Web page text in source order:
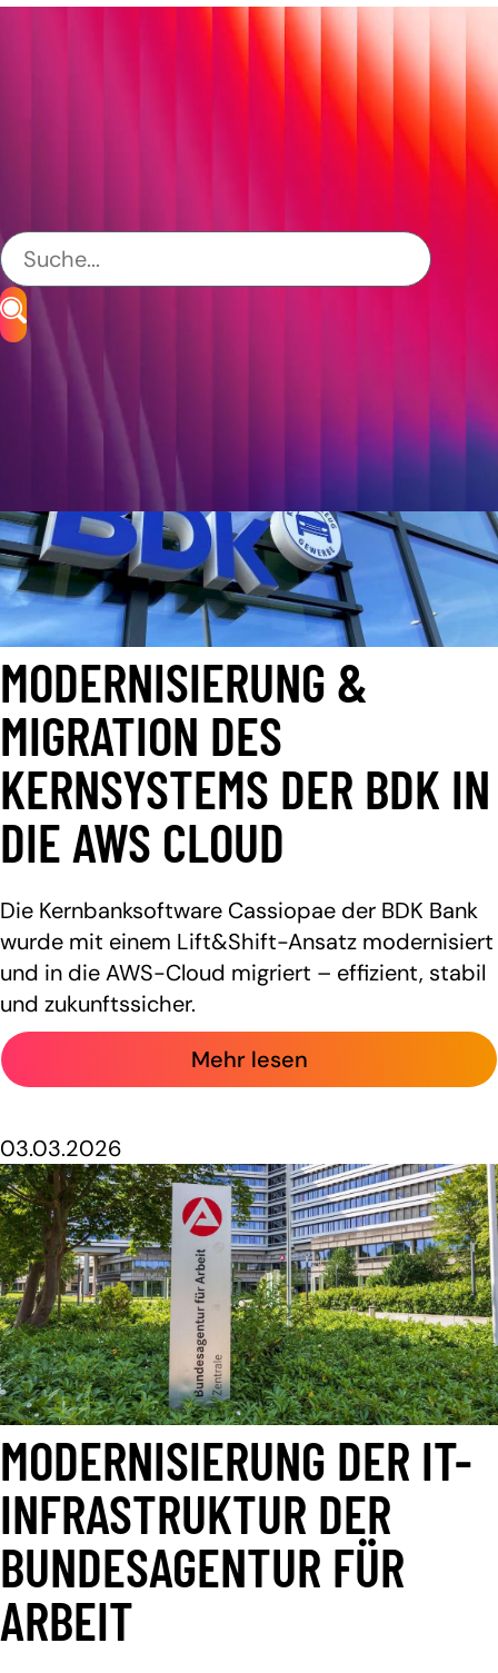
Banken & Finanzdienstleister CETIS
S&N Invent
02.06.2026
MODERNISIERUNG &
MIGRATION DES
KERNSYSTEMS DER BDK IN
DIE AWS CLOUD
Die Kernbanksoftware Cassiopae der BDK Bank
wurde mit einem Lift&Shift-Ansatz modernisiert
und in die AWS-Cloud migriert – effizient, stabil
und zukunftssicher.
Mehr lesen
03.03.2026
MODERNISIERUNG DER IT-
INFRASTRUKTUR DER
BUNDESAGENTUR FÜR
ARBEIT